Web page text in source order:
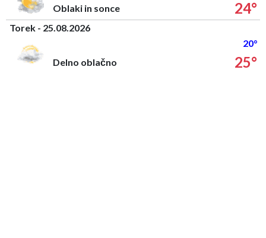
Oblaki in sonce
24°
Torek - 25.08.2026
20°
Delno oblačno
25°